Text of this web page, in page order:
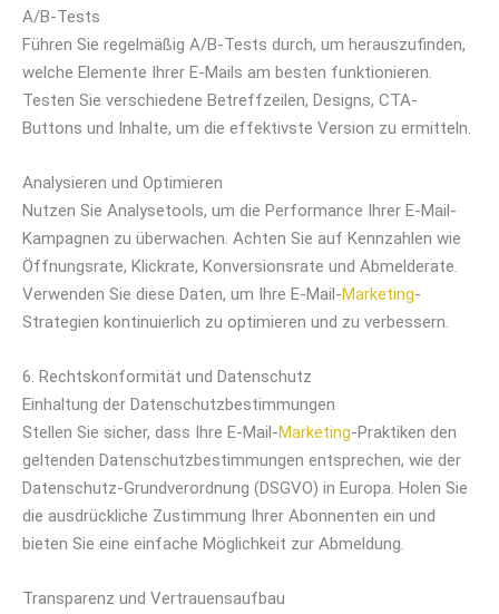
A/B-Tests
Führen Sie regelmäßig A/B-Tests durch, um herauszufinden,
welche Elemente Ihrer E-Mails am besten funktionieren.
Testen Sie verschiedene Betreffzeilen, Designs, CTA-
Buttons und Inhalte, um die effektivste Version zu ermitteln.
Analysieren und Optimieren
Nutzen Sie Analysetools, um die Performance Ihrer E-Mail-
Kampagnen zu überwachen. Achten Sie auf Kennzahlen wie
Öffnungsrate, Klickrate, Konversionsrate und Abmelderate.
Verwenden Sie diese Daten, um Ihre E-Mail-Marketing-
Strategien kontinuierlich zu optimieren und zu verbessern.
6. Rechtskonformität und Datenschutz
Einhaltung der Datenschutzbestimmungen
Stellen Sie sicher, dass Ihre E-Mail-Marketing-Praktiken den
geltenden Datenschutzbestimmungen entsprechen, wie der
Datenschutz-Grundverordnung (DSGVO) in Europa. Holen Sie
die ausdrückliche Zustimmung Ihrer Abonnenten ein und
bieten Sie eine einfache Möglichkeit zur Abmeldung.
Transparenz und Vertrauensaufbau